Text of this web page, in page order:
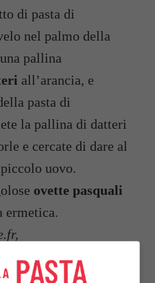
di pasta di
nel palmo della
pallina
all’arancia, e
pasta di
la pallina di datteri
e cercate di dare al
uovo.
ovette pasquali
ermetica.